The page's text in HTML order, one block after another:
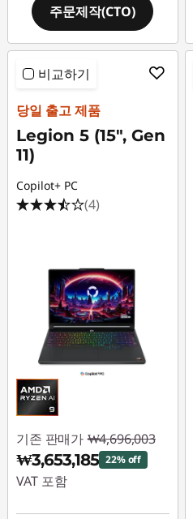
주문제작(CTO)
비교하기
당일 출고 제품
Legion 5 (15", Gen
11)
Copilot+ PC
(4)
기존 판매가 ₩4,696,003
₩3,653,185 22% off
VAT 포함
즉시 할인: :-